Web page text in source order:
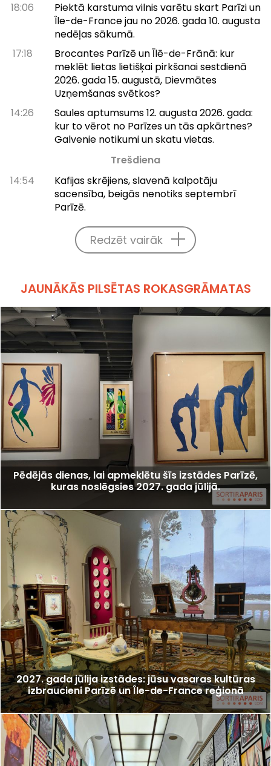
18:06
Piektā karstuma vilnis varētu skart Parīzi un
Île-de-France jau no 2026. gada 10. augusta
nedēļas sākumā.
17:18
Brocantes Parīzē un Īlē-de-Frānā: kur
meklēt lietas lietišķai pirkšanai sestdienā
2026. gada 15. augustā, Dievmātes
Uzņemšanas svētkos?
14:26
Saules aptumsums 12. augusta 2026. gada:
kur to vērot no Parīzes un tās apkārtnes?
Galvenie notikumi un skatu vietas.
Trešdiena
14:54
Kafijas skrējiens, slavenā kalpotāju
sacensība, beigās nenotiks septembrī
Parīzē.
Redzēt vairāk
JAUNĀKĀS PILSĒTAS ROKASGRĀMATAS
Pēdējās dienas, lai apmeklētu šīs izstādes Parīzē,
kuras noslēgsies 2027. gada jūlijā.
2027. gada jūlija izstādes: jūsu vasaras kultūras
izbraucieni Parīzē un Île-de-France reģionā